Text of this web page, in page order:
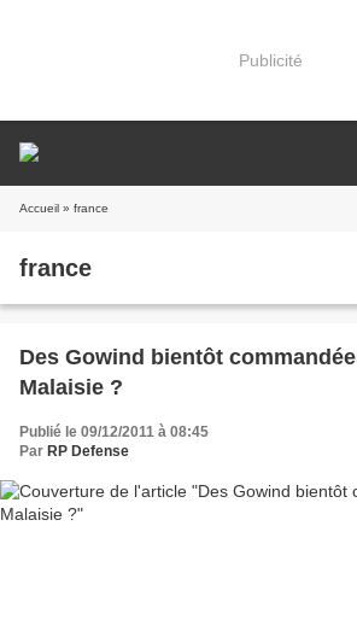
Publicité
Accueil » france
france
Des Gowind bientôt
Malaisie ?
Publié le 09/12/2011 à 08:45
Par RP Defense